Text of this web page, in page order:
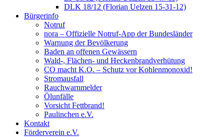
DLK 18/12 (Florian Uelzen 15-31-12)
Bürgerinfo
Notruf
nora – Offizielle Notruf-App der Bundesländer
Warnung der Bevölkerung
Baden an offenen Gewässern
Wald-, Flächen- und Heckenbrandverhütung
CO macht K.O. – Schutz vor Kohlenmonoxid!
Stromausfall
Rauchwarnmelder
Ölunfälle
Vorsicht Fettbrand!
Paulinchen e.V.
Kontakt
Förderverein e.V.